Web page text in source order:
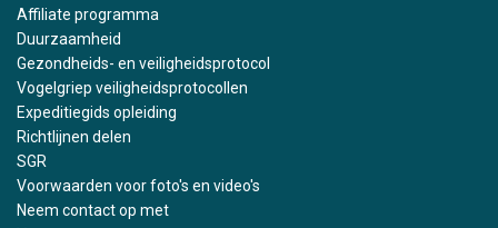
Affiliate programma
Duurzaamheid
Gezondheids- en veiligheidsprotocol
Vogelgriep veiligheidsprotocollen
Expeditiegids opleiding
Richtlijnen delen
SGR
Voorwaarden voor foto's en video's
Neem contact op met